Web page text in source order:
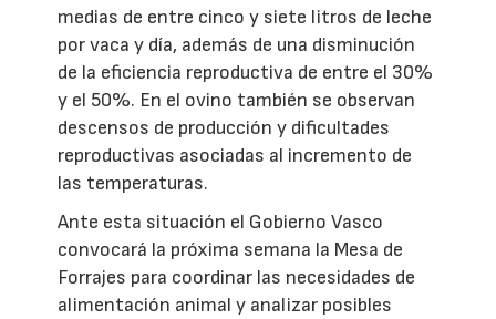
medias de entre cinco y siete litros de leche
por vaca y día, además de una disminución
de la eficiencia reproductiva de entre el 30%
y el 50%. En el ovino también se observan
descensos de producción y dificultades
reproductivas asociadas al incremento de
las temperaturas.
Ante esta situación el Gobierno Vasco
convocará la próxima semana la Mesa de
Forrajes para coordinar las necesidades de
alimentación animal y analizar posibles